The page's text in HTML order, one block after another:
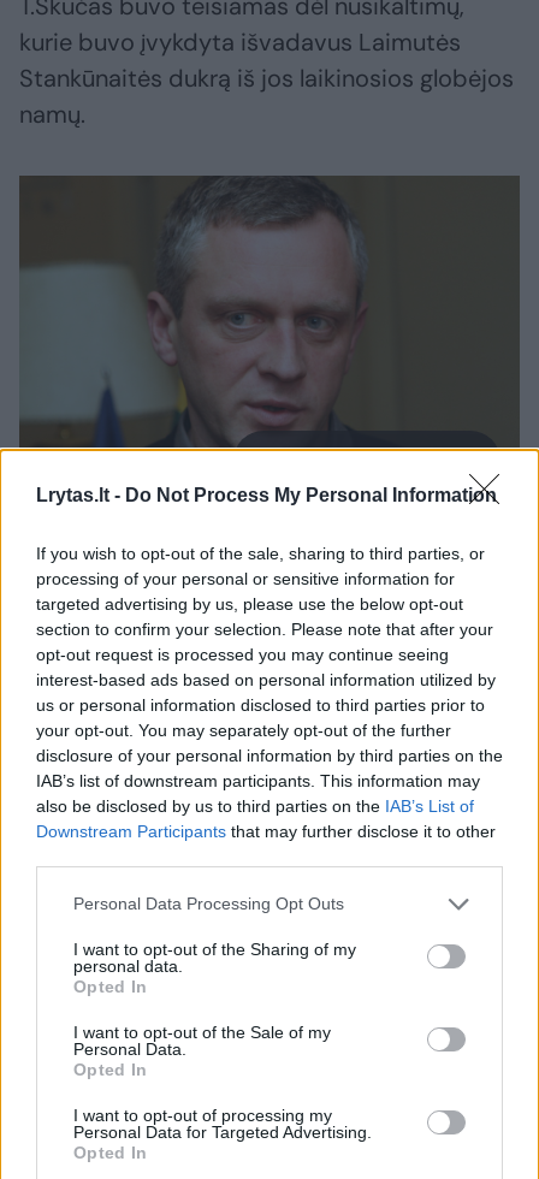
Lrytas.lt - Do Not Process My Personal Information
If you wish to opt-out of the sale, sharing to third parties, or
processing of your personal or sensitive information for
targeted advertising by us, please use the below opt-out
section to confirm your selection. Please note that after your
opt-out request is processed you may continue seeing
interest-based ads based on personal information utilized by
us or personal information disclosed to third parties prior to
your opt-out. You may separately opt-out of the further
disclosure of your personal information by third parties on the
IAB’s list of downstream participants. This information may
also be disclosed by us to third parties on the IAB’s List of
Downstream Participants that may further disclose it to other
Personal Data Processing Opt Outs
I want to opt-out of the Sharing of my
personal data.
Opted In
I want to opt-out of the Sale of my
Personal Data.
Opted In
I want to opt-out of processing my
Personal Data for Targeted Advertising.
Opted In
T.Skučas buvo teisiamas dėl nusikaltimų,
kurie buvo įvykdyta išvadavus Laimutės
Stankūnaitės dukrą iš jos laikinosios globėjos
namų.
Daugiau nuotraukų (4)
Tadas Skučas.
M.Patašiaus nuotr.
Kaltinamajame akte teigiama, kad 2012 metų
gegužės 20 dieną, praėjus trims dienoms po
to kai mergaitė buvo grąžinta motinai,
T.Skučas kartu su mama A.Skučiene ir
pussesere N.Venkciene savo šalininkams
davė nurodymą surasti Palangoje advokato
Gintaro Černiausko namą ir patikrinti, ar jame
nėra L.Stankūnaitės su dukterimi.
„Patvoriniai“ šios užduoties ėmėsi su dideliu
Šventąją, Palangą ir galiausiai paskelbė daug
juoko visuomenėje sukėlusią išvadą –
vaistais apnuodyta mergaitė paguldyta į
Šventosios ligoninę, nors ligoninės Šventojoje